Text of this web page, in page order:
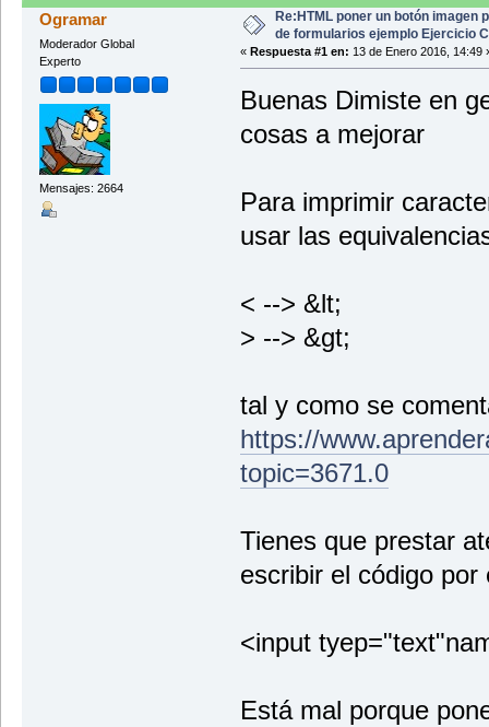
<label
<input type="text"
<br/><br/>
<label
<br/><br/>
<label
<textarea
<br/><br/>
</body>
Ogramar
Moderador Global
Experto
Mensajes: 2664
Re:HTML poner un botón imagen
de formularios ejemplo Ejercicio
« Respuesta #1 en: 13 de Enero 2016, 14:49
Buenas Dimiste en
cosas a mejorar
Para imprimir
usar las
< --> &lt;
> --> &gt;
tal y como se
https://
topic=3671.0
Tienes que prestar
escribir el código por
<input
Está mal porque